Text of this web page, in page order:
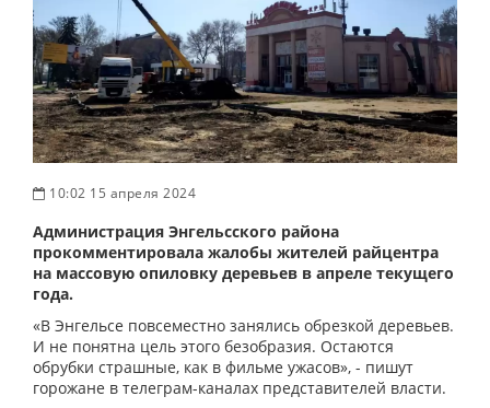
10:02 15 апреля 2024
Администрация Энгельсского района
прокомментировала жалобы жителей райцентра
на массовую опиловку деревьев в апреле текущего
года.
«В Энгельсе повсеместно занялись обрезкой деревьев.
И не понятна цель этого безобразия. Остаются
обрубки страшные, как в фильме ужасов», - пишут
горожане в телеграм-каналах представителей власти.